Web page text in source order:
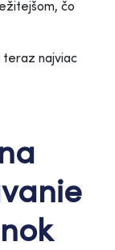
čo
teraz najviac